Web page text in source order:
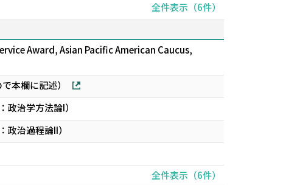
全件表示（6件）
Award, Asian Pacific American Caucus,
本欄に記述）
治学方法論I）
治過程論II）
全件表示（6件）